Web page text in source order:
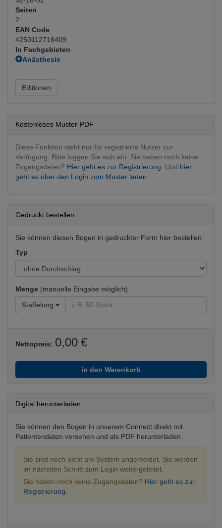
Seiten
2
EAN Code
4250112718409
In Fachgebieten
Anästhesie
Dokumentation
Fachgebietsübergreifend
Editionen
Kostenloses Muster-PDF
Diese Funktion steht nur für registrierte Nutzer zur
Verfügung. Bitte loggen Sie sich ein. Sie haben noch keine
Zugangsdaten? Hier geht es zur Registrierung. Und hier
geht es über den Login zum Muster laden.
Gedruckt bestellen
Sie können diesen Bogen in gedruckter Form hier bestellen.
Typ
Menge (manuelle Eingabe möglich)
Staffelung
Nettopreis: 0,00 €
in den Warenkorb
Digital herunterladen
Sie können den Bogen in unserem Connect direkt mit
Patientendaten versehen und als PDF herunterladen.
Sie sind noch nicht am System angemeldet. Sie werden
im nächsten Schritt zum Login weitergeleitet.
Sie haben noch keine Zugangsdaten? Hier geht es zur
Registrierung.